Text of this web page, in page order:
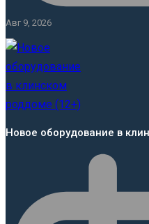
Авг 9, 2026
Новое оборудование в